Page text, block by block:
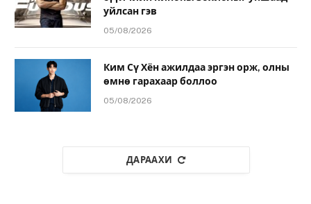
уйлсан гэв
05/08/2026
Ким Сү Хён ажилдаа эргэн орж, олны
өмнө гарахаар боллоо
05/08/2026
ДАРААХИ